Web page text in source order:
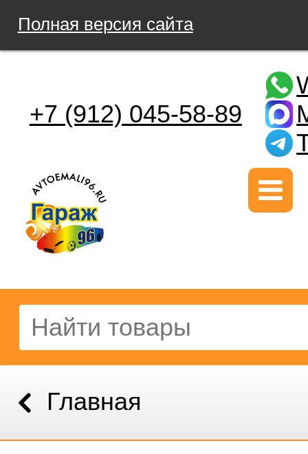
Полная версия сайта
+7 (912) 045-58-89
Главная